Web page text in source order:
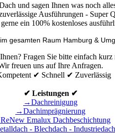
und sagen Ihnen was noch
Ausführungen - Super
ein 100% kostenloses
gesamten Raum Hamburg &
Fragen Sie bitte einfach kurz
freuen uns auf Ihre Anfragen.
✔ Schnell ✔ Zuverlässig
✔ Leistungen ✔
→Dachreinigung
→Dachimprägnierung
Emalux Dachbeschichtung
- Blechdach - Industriedach